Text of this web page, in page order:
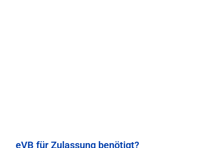
eVB für Zulassung benötigt?